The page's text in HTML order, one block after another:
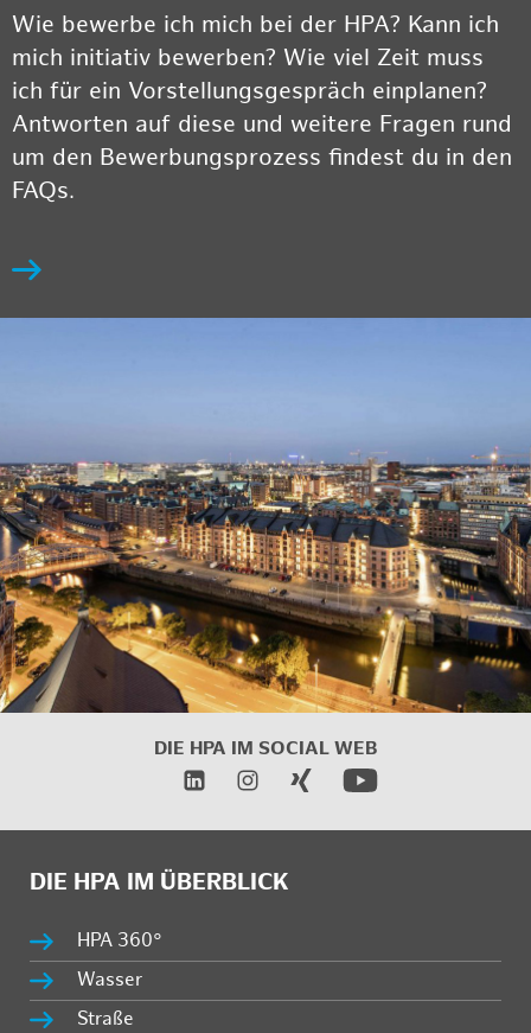
Wie bewerbe ich mich bei der HPA? Kann ich
mich initiativ bewerben? Wie viel Zeit muss
ich für ein Vorstellungsgespräch einplanen?
Antworten auf diese und weitere Fragen rund
um den Bewerbungsprozess findest du in den
FAQs.
DIE HPA IM SOCIAL WEB
DIE HPA IM ÜBERBLICK
HPA 360°
Wasser
Straße